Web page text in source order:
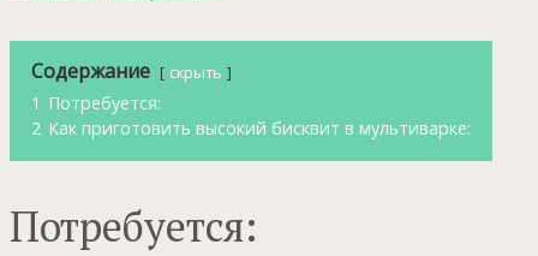
Содержание скрыть
1 Потребуется:
2 Как приготовить высокий бисквит в мультиварке:
Потребуется: